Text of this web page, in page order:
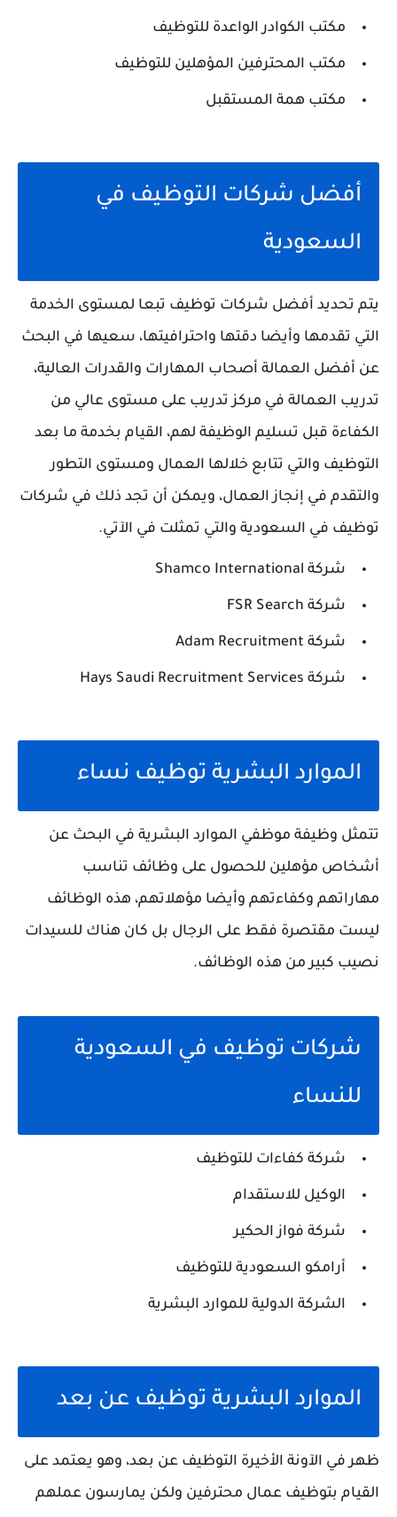
مكتب الكوادر الواعدة للتوظيف
مكتب المحترفين المؤهلين للتوظيف
مكتب همة المستقبل
أفضل شركات التوظيف في
السعودية
يتم تحديد أفضل شركات توظيف تبعا لمستوى الخدمة
التي تقدمها وأيضا دقتها واحترافيتها، سعيها في البحث
عن أفضل العمالة أصحاب المهارات والقدرات العالية،
تدريب العمالة في مركز تدريب على مستوى عالي من
الكفاءة قبل تسليم الوظيفة لهم، القيام بخدمة ما بعد
التوظيف والتي تتابع خلالها العمال ومستوى التطور
والتقدم في إنجاز العمال، ويمكن أن تجد ذلك في شركات
توظيف في السعودية والتي تمثلت في الآتي.
شركة Shamco International
شركة FSR Search
شركة Adam Recruitment
شركة Hays Saudi Recruitment Services
الموارد البشرية توظيف نساء
تتمثل وظيفة موظفي الموارد البشرية في البحث عن
أشخاص مؤهلين للحصول على وظائف تناسب
مهاراتهم وكفاءتهم وأيضا مؤهلاتهم، هذه الوظائف
ليست مقتصرة فقط على الرجال بل كان هناك للسيدات
نصيب كبير من هذه الوظائف.
شركات توظيف في السعودية
للنساء
شركة كفاءات للتوظيف
الوكيل للاستقدام
شركة فواز الحكير
أرامكو السعودية للتوظيف
الشركة الدولية للموارد البشرية
الموارد البشرية توظيف عن بعد
ظهر في الآونة الأخيرة التوظيف عن بعد، وهو يعتمد على
القيام بتوظيف عمال محترفين ولكن يمارسون عملهم